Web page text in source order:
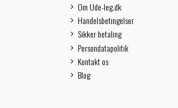
Om Ude-leg.dk
Handelsbetingelser
Sikker betaling
Persondatapolitik
Kontakt os
Blog